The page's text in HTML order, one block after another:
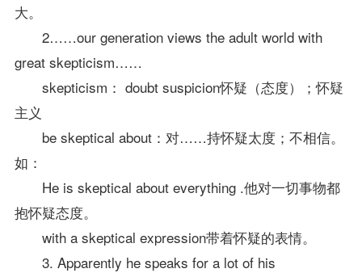
大。
2……our generation views the adult world with
great skepticism……
skepticism： doubt suspicion怀疑（态度）；怀疑
主义
be skeptical about：对……持怀疑太度；不相信。
如：
He is skeptical about everything .他对一切事物都
抱怀疑态度。
with a skeptical expression带着怀疑的表情。
3. Apparently he speaks for a lot of his